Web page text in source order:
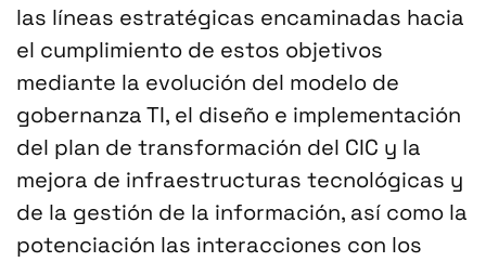
las líneas estratégicas encaminadas hacia
el cumplimiento de estos objetivos
mediante la evolución del modelo de
gobernanza TI, el diseño e implementación
del plan de transformación del CIC y la
mejora de infraestructuras tecnológicas y
de la gestión de la información, así como la
potenciación las interacciones con los